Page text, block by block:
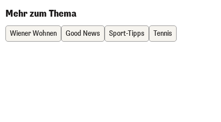
Mehr zum Thema
Wiener Wohnen Good News Sport-Tipps Tennis